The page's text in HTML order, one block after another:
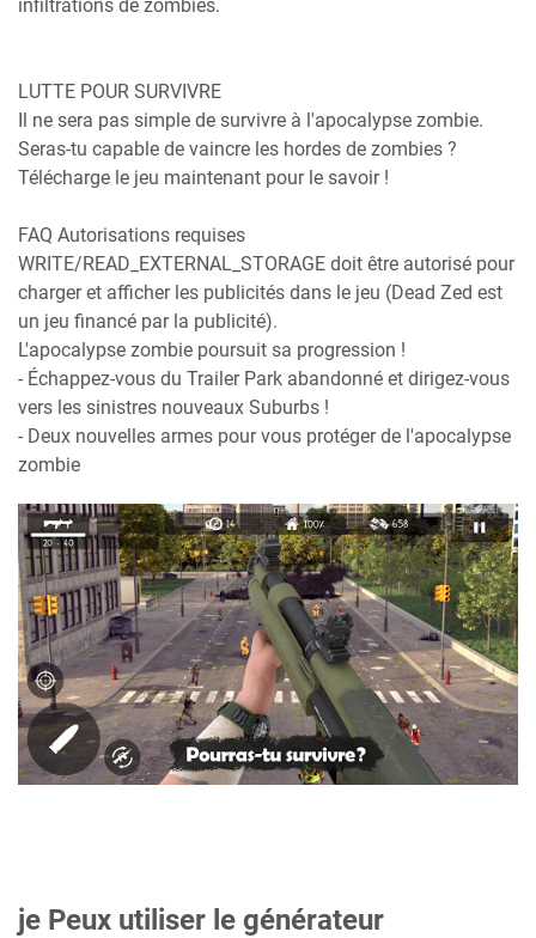
infiltrations de zombies.
LUTTE POUR SURVIVRE
Il ne sera pas simple de survivre à l'apocalypse zombie.
Seras-tu capable de vaincre les hordes de zombies ?
Télécharge le jeu maintenant pour le savoir !
FAQ Autorisations requises
WRITE/READ_EXTERNAL_STORAGE doit être autorisé pour
charger et afficher les publicités dans le jeu (Dead Zed est
un jeu financé par la publicité).
L'apocalypse zombie poursuit sa progression !
- Échappez-vous du Trailer Park abandonné et dirigez-vous
vers les sinistres nouveaux Suburbs !
- Deux nouvelles armes pour vous protéger de l'apocalypse
zombie
je Peux utiliser le générateur